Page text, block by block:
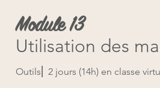
Module 13
Utilisation des
Outils⎜ 2 jours (14h) en classe